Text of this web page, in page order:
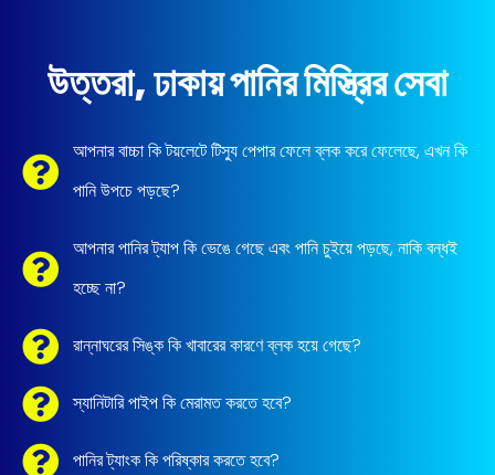
উত্তরা, ঢাকায় পানির মিস্ত্রির সেবা
আপনার বাচ্চা কি টয়লেটে টিস্যু পেপার ফেলে ব্লক করে ফেলেছে, এখন কি
পানি উপচে পড়ছে?
আপনার পানির ট্যাপ কি ভেঙে গেছে এবং পানি চুইয়ে পড়ছে, নাকি বন্ধই
হচ্ছে না?
রান্নাঘরের সিঙ্ক কি খাবারের কারণে ব্লক হয়ে গেছে?
স্যানিটারি পাইপ কি মেরামত করতে হবে?
পানির ট্যাংক কি পরিষ্কার করতে হবে?